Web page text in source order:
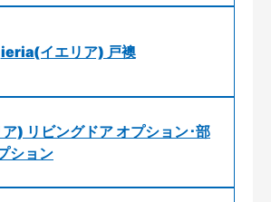
ieria(イエリア) 戸襖
) リビングドア オプション･部
ション